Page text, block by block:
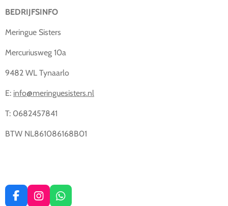
BEDRIJFSINFO
Meringue Sisters
Mercuriusweg 10a
9482 WL Tynaarlo
E: info@meringuesisters.nl
T: 0682457841
BTW NL861086168B01
F
I
W